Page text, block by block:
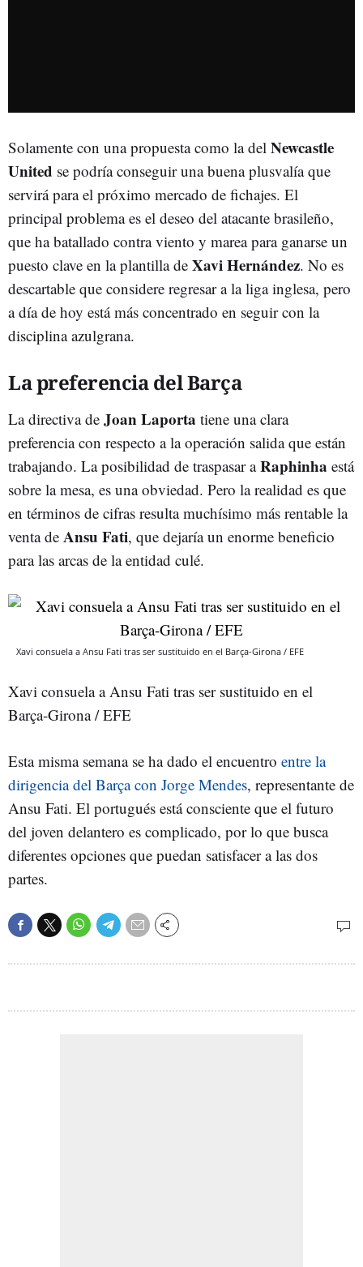
Solamente con una propuesta como la del Newcastle
United se podría conseguir una buena plusvalía que
servirá para el próximo mercado de fichajes. El
principal problema es el deseo del atacante brasileño,
que ha batallado contra viento y marea para ganarse un
puesto clave en la plantilla de Xavi Hernández. No es
descartable que considere regresar a la liga inglesa, pero
a día de hoy está más concentrado en seguir con la
disciplina azulgrana.
La preferencia del Barça
La directiva de Joan Laporta tiene una clara
preferencia con respecto a la operación salida que están
trabajando. La posibilidad de traspasar aRaphinha está
sobre la mesa, es una obviedad. Pero la realidad es que
en términos de cifras resulta muchísimo más rentable la
venta de Ansu Fati, que dejaría un enorme beneficio
para las arcas de la entidad culé.
Xavi consuela a Ansu Fati tras ser sustituido en el Barça-Girona / EFE
Xavi consuela a Ansu Fati tras ser sustituido en el
Barça-Girona / EFE
Esta misma semana se ha dado el encuentro entre la
dirigencia del Barça con Jorge Mendes, representante de
Ansu Fati. El portugués está consciente que el futuro
del joven delantero es complicado, por lo que busca
diferentes opciones que puedan satisfacer a las dos
partes.